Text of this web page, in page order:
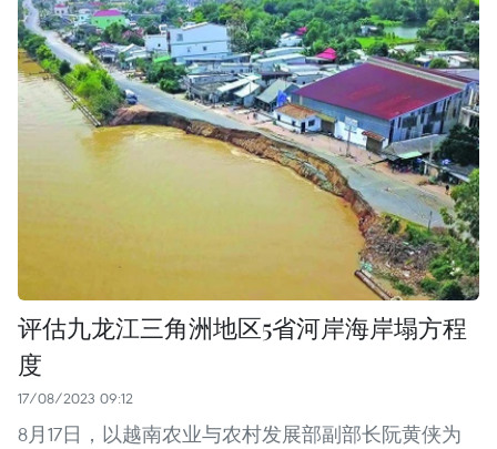
评估九龙江三角洲地区5省河岸海岸塌方程
度
17/08/2023 09:12
8月17日，以越南农业与农村发展部副部长阮黄侠为